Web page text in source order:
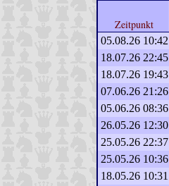
Zeitpunkt
05.08.26 10:42
18.07.26 22:45
18.07.26 19:43
07.06.26 21:26
05.06.26 08:36
26.05.26 12:30
25.05.26 22:37
25.05.26 10:36
18.05.26 10:31